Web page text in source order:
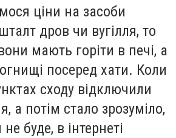
ціни на засоби
дров чи вугілля, то
мають горіти в печі, а
посеред хати. Коли
сходу відключили
а потім стало зрозуміло,
буде, в інтернеті